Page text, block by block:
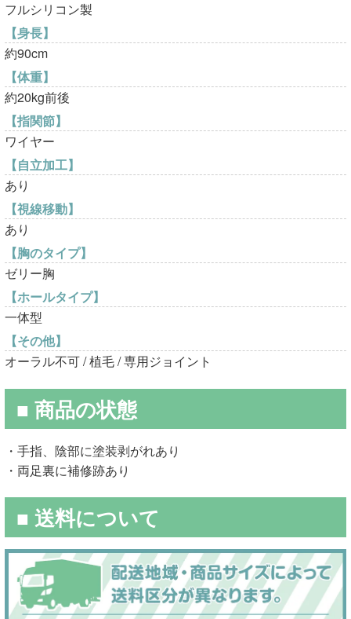
フルシリコン製
【身長】
約90cm
【体重】
約20kg前後
【指関節】
ワイヤー
【自立加工】
あり
【視線移動】
あり
【胸のタイプ】
ゼリー胸
【ホールタイプ】
一体型
【その他】
オーラル不可 / 植毛 / 専用ジョイント
■ 商品の状態
・手指、陰部に塗装剥がれあり
・両足裏に補修跡あり
■ 送料について